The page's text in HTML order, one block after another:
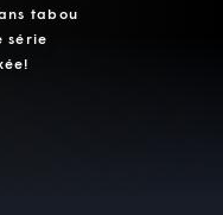
tabou
série